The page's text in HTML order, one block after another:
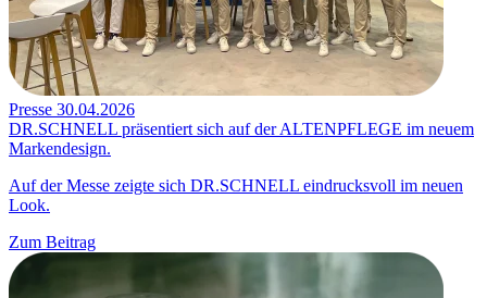
Presse 30.04.2026
DR.SCHNELL präsentiert sich auf der ALTENPFLEGE im neuem
Markendesign.
Auf der Messe zeigte sich DR.SCHNELL eindrucksvoll im neuen
Look.
Zum Beitrag